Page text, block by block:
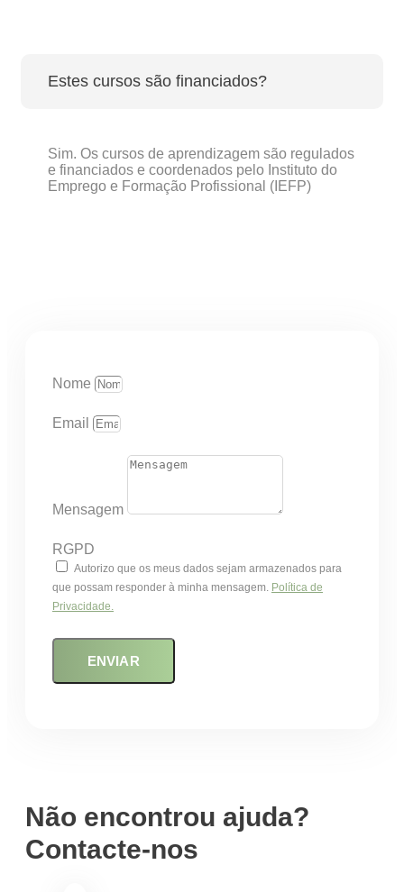
Estes cursos são financiados?
Sim. Os cursos de aprendizagem são regulados
e financiados e coordenados pelo Instituto do
Emprego e Formação Profissional (IEFP)
Nome
Email
Mensagem
RGPD
Autorizo que os meus dados sejam armazenados para
que possam responder à minha mensagem. Política de
Privacidade.
ENVIAR
Não encontrou ajuda?
Contacte-nos